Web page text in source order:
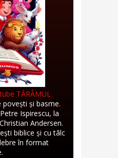
TĂRÂMUL
și basme.
Ispirescu, la
Andersen.
biblice și cu tâlc
în format